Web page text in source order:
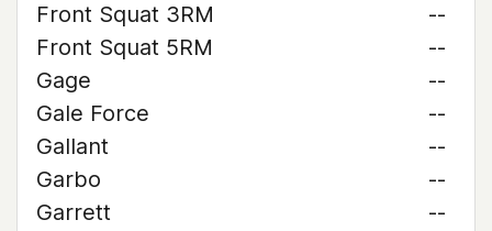
Front Squat 3RM
--
Front Squat 5RM
--
Gage
--
Gale Force
--
Gallant
--
Garbo
--
Garrett
--